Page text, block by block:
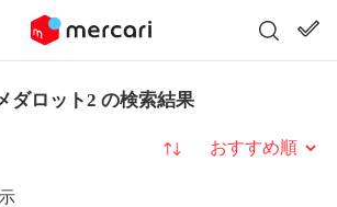
ロット2 の検索結果
並び替え